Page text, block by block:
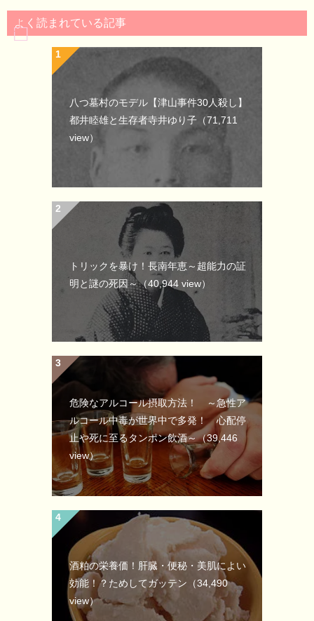
よく読まれている記事
八つ墓村のモデル【津山事件30人殺し】
都井睦雄と生存者寺井ゆり子 （71,711
view）
トリックを暴け！長南年恵～超能力の証
明と謎の死因～（40,944 view）
危険なアルコール摂取方法！ ～急性ア
ルコール中毒が世界中で多発！ 心配停
止や死に至るタンポン飲酒～（39,446
view）
酒粕の栄養価！肝臓・便秘・美肌によい
効能！？ためしてガッテン （34,490
view）